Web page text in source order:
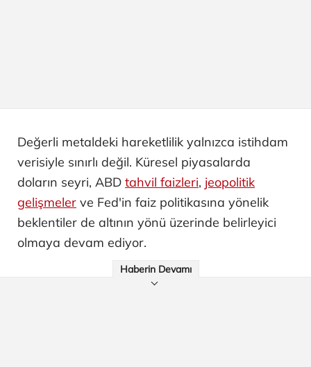
Değerli metaldeki hareketlilik yalnızca istihdam
verisiyle sınırlı değil. Küresel piyasalarda
doların seyri, ABD tahvil faizleri, jeopolitik
gelişmeler ve Fed'in faiz politikasına yönelik
beklentiler de altının yönü üzerinde belirleyici
olmaya devam ediyor.
Haberin Devamı